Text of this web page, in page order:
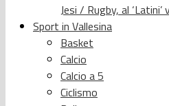
Jesi / Rugby, al
Sport in Vallesina
Basket
Calcio
Calcio a 5
Ciclismo